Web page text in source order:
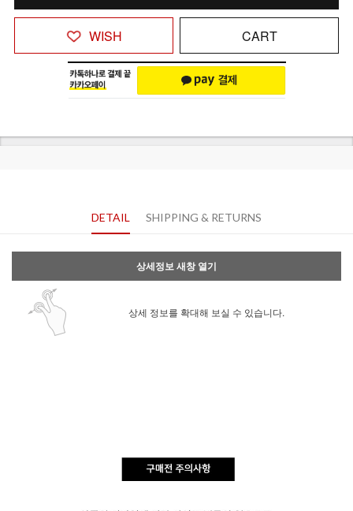
WISH CART
DETAIL SHIPPING & RETURNS
상세정보 새창 열기
상세 정보를 확대해 보실 수 있습니다.